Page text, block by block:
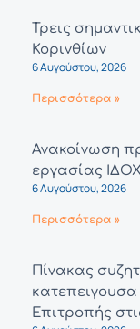
Τρεις
Κορινθίων
6 Αυγούστου, 2026
Περισσότερα »
Ανακοίνωση
εργασίας
6 Αυγούστου, 2026
Περισσότερα »
Πίνακας
Επιτροπής